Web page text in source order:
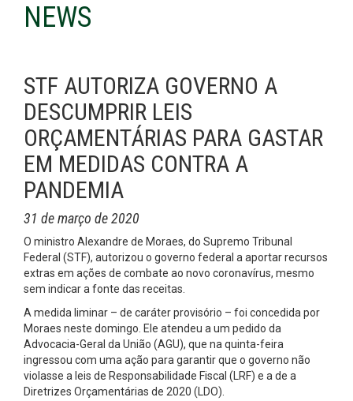
NEWS
STF AUTORIZA GOVERNO A
DESCUMPRIR LEIS
ORÇAMENTÁRIAS PARA GASTAR
EM MEDIDAS CONTRA A
PANDEMIA
31 de março de 2020
O ministro Alexandre de Moraes, do Supremo Tribunal
Federal (STF), autorizou o governo federal a aportar recursos
extras em ações de combate ao novo coronavírus, mesmo
sem indicar a fonte das receitas.
A medida liminar – de caráter provisório – foi concedida por
Moraes neste domingo. Ele atendeu a um pedido da
Advocacia-Geral da União (AGU), que na quinta-feira
ingressou com uma ação para garantir que o governo não
violasse a leis de Responsabilidade Fiscal (LRF) e a de a
Diretrizes Orçamentárias de 2020 (LDO).